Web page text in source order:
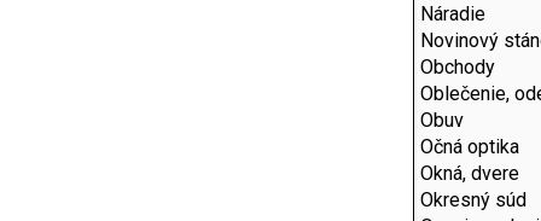
Náradie
Novinový
Obchody
Oblečenie,
Obuv
Očná optika
Okná, dvere
Okresný súd